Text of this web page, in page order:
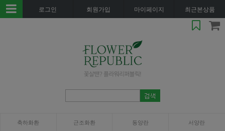
로그인 회원가입 마이페이지 최근본상품
축하화환 근조화환 동양란 서양란